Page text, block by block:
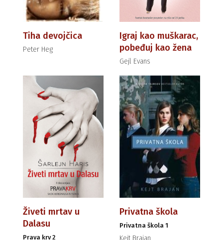
Tiha devojčica
Peter Heg
Igraj kao muškarac,
pobeđuj kao žena
Gejl Evans
Živeti mrtav u
Dalasu
Prava krv 2
Privatna škola
Privatna škola 1